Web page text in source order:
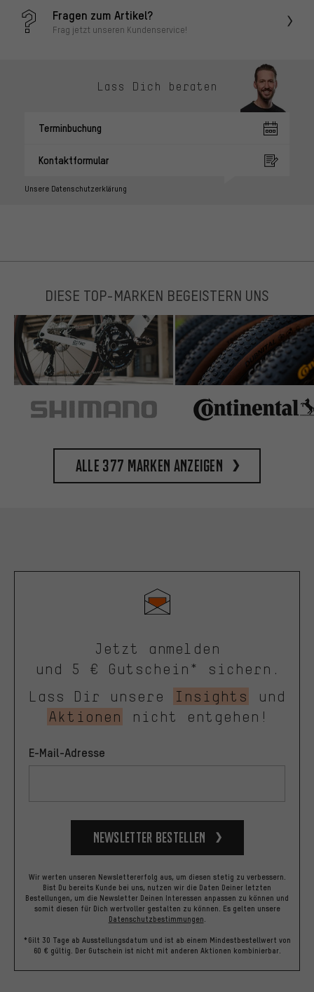
Fragen zum Artikel?
Frag jetzt unseren Kundenservice!
Lass Dich beraten
Terminbuchung
Kontaktformular
Unsere Datenschutzerklärung
DIESE TOP-MARKEN BEGEISTERN UNS
Alle 377 Marken anzeigen
Jetzt anmelden
und 5 € Gutschein* sichern.
Lass Dir unsere
Insights
und
Aktionen
nicht entgehen!
E-Mail-Adresse
Newsletter bestellen
Wir werten unseren Newslettererfolg aus, um diesen stetig zu verbessern.
Bist Du bereits Kunde bei uns, nutzen wir die Daten Deiner letzten
Bestellungen, um die Newsletter Deinen Interessen anpassen zu können und
somit diesen für Dich wertvoller gestalten zu können. Es gelten unsere
Datenschutzbestimmungen.
*Gilt 30 Tage ab Ausstellungsdatum und ist ab einem Mindestbestellwert von
60 € gültig. Der Gutschein ist nicht mit anderen Aktionen kombinierbar.